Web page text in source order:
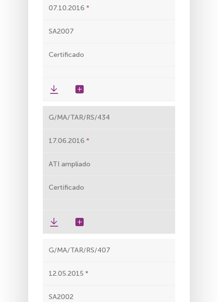
07.10.2016
SA2007
Certificado
G/MA/TAR/RS/434
17.06.2016
ATI ampliado
Certificado
G/MA/TAR/RS/407
12.05.2015
SA2002